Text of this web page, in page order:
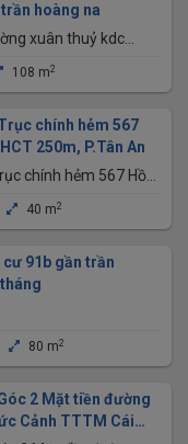
hoàng na
xuân thuỷ kdc
108 m2
chính hẻm 567
250m, P.Tân An
chính hẻm 567 Hồ
40 m2
91b gần trần
80 m2
2 Mặt tiền đường
Cảnh TTTM Cái